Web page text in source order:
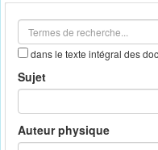
dans le texte intégral des
Sujet
Auteur physique